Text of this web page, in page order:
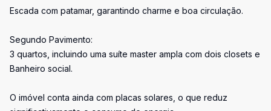
Escada com patamar, garantindo charme e boa circulação.
Segundo Pavimento:
3 quartos, incluindo uma suíte master ampla com dois closets e
Banheiro social.
O imóvel conta ainda com placas solares, o que reduz